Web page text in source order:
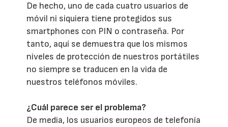
De hecho, uno de cada cuatro usuarios de
móvil ni siquiera tiene protegidos sus
smartphones con PIN o contraseña. Por
tanto, aquí se demuestra que los mismos
niveles de protección de nuestros portátiles
no siempre se traducen en la vida de
nuestros teléfonos móviles.
¿Cuál parece ser el problema?
De media, los usuarios europeos de telefonía